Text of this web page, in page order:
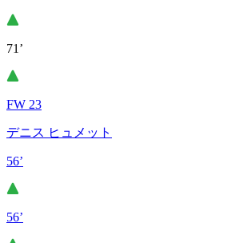
71’
FW 23
デニス ヒュメット
56’
56’